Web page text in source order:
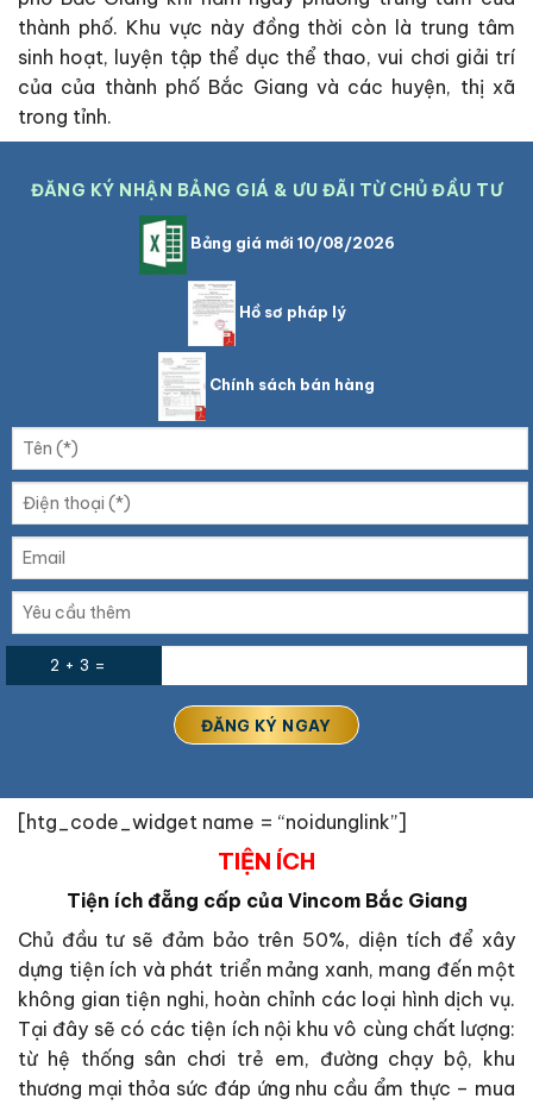
thành phố. Khu vực này đồng thời còn là trung tâm
sinh hoạt, luyện tập thể dục thể thao, vui chơi giải trí
của của thành phố Bắc Giang và các huyện, thị xã
trong tỉnh.
ĐĂNG KÝ NHẬN BẢNG GIÁ & ƯU ĐÃI TỪ CHỦ ĐẦU TƯ
Bảng giá mới 10/08/2026
Hồ sơ pháp lý
Chính sách bán hàng
2 + 3 =
[htg_code_widget name = “noidunglink”]
TIỆN ÍCH
Tiện ích đẵng cấp của Vincom Bắc Giang
Chủ đầu tư sẽ đảm bảo trên 50%, diện tích để xây
dựng tiện ích và phát triển mảng xanh, mang đến một
không gian tiện nghi, hoàn chỉnh các loại hình dịch vụ.
Tại đây sẽ có các tiện ích nội khu vô cùng chất lượng:
từ hệ thống sân chơi trẻ em, đường chạy bộ, khu
thương mại thỏa sức đáp ứng nhu cầu ẩm thực – mua